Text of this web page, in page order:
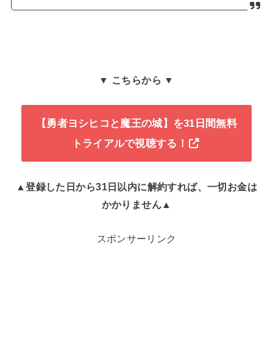
▼ こちらから ▼
【勇者ヨシヒコと魔王の城】を31日間無料
トライアルで視聴する！
▲登録した日から31日以内に解約すれば、一切お金は
かかりません▲
スポンサーリンク